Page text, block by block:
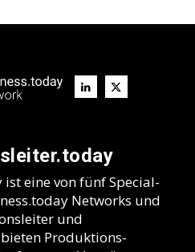
eine von fünf Special-
Networks und
und
Produktions-